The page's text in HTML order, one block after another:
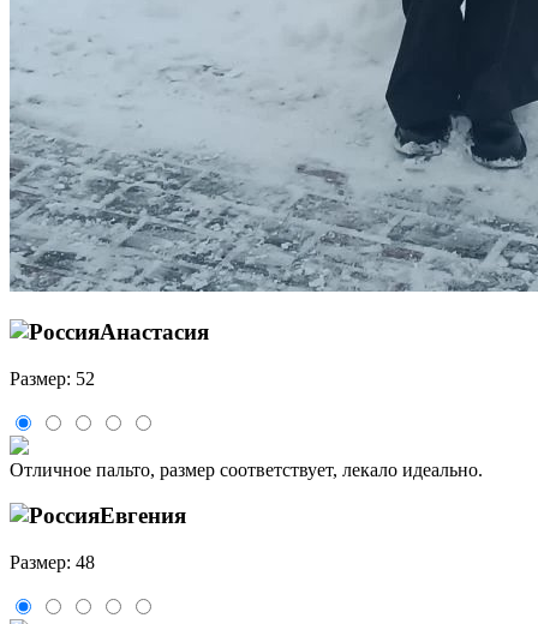
Анастасия
Размер: 52
Отличное пальто, размер соответствует, лекало идеально.
Евгения
Размер: 48